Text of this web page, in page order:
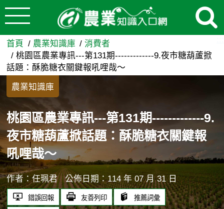
跳到主要內容
桃園區農業專訊---第131期
首頁 農業知識庫
消費者
桃園區農業專訊---第131期-------------9.夜市糖葫蘆掀
話題：酥脆糖衣關鍵報吼哩哉～
農業知識庫
桃園區農業專訊---第131期-------------9.
夜市糖葫蘆掀話題：酥脆糖衣關鍵報
吼哩哉～
作者：任珮君 公佈日期：114 年 07 月 31 日
錯誤回報 友善列印 推薦詞彙